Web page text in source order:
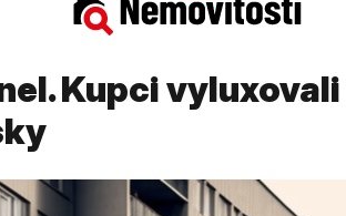
Kupci